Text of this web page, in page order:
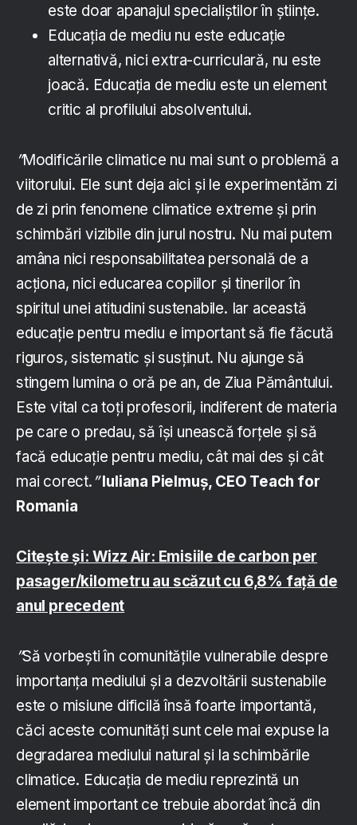
este doar apanajul specialiștilor în științe.
Educația de mediu nu este educație
alternativă, nici extra-curriculară, nu este
joacă. Educația de mediu este un element
critic al profilului absolventului.
”Modificările climatice nu mai sunt o problemă a
viitorului. Ele sunt deja aici și le experimentăm zi
de zi prin fenomene climatice extreme și prin
schimbări vizibile din jurul nostru. Nu mai putem
amâna nici responsabilitatea personală de a
acționa, nici educarea copiilor și tinerilor în
spiritul unei atitudini sustenabile. Iar această
educație pentru mediu e important să fie făcută
riguros, sistematic și susținut. Nu ajunge să
stingem lumina o oră pe an, de Ziua Pământului.
Este vital ca toți profesorii, indiferent de materia
pe care o predau, să își unească forțele și să
facă educație pentru mediu, cât mai des și cât
mai corect.” Iuliana Pielmuș, CEO Teach for
Romania
Citește și: Wizz Air: Emisiile de carbon per
pasager/kilometru au scăzut cu 6,8% față de
anul precedent
”Să vorbești în comunitățile vulnerabile despre
importanța mediului și a dezvoltării sustenabile
este o misiune dificilă însă foarte importantă,
căci aceste comunități sunt cele mai expuse la
degradarea mediului natural și la schimbările
climatice. Educația de mediu reprezintă un
element important ce trebuie abordat încă din